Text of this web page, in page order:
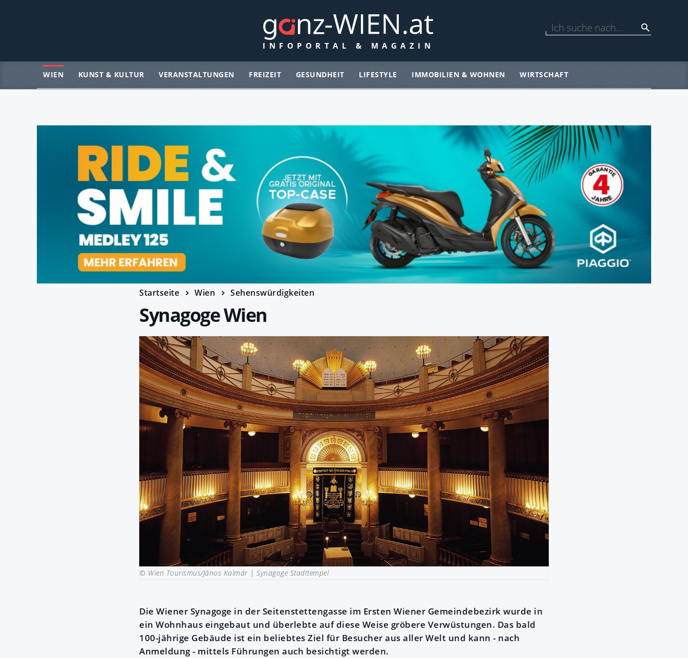
WIEN KUNST & KULTUR VERANSTALTUNGEN FREIZEIT GESUNDHEIT LIFESTYLE IMMOBILIEN & WOHNEN WIRTSCHAFT
Startseite Wien Sehenswürdigkeiten
Synagoge Wien
© Wien Tourismus/János Kalmár | Synagoge Stadttempel
Die Wiener Synagoge in der Seitenstettengasse im Ersten Wiener Gemeindebezirk wurde in
ein Wohnhaus eingebaut und überlebte auf diese Weise gröbere Verwüstungen. Das bald
100-jährige Gebäude ist ein beliebtes Ziel für Besucher aus aller Welt und kann - nach
Anmeldung - mittels Führungen auch besichtigt werden.